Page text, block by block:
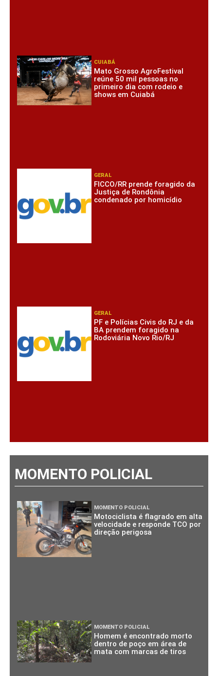
CUIABÁ
Mato Grosso AgroFestival
reúne 50 mil pessoas no
primeiro dia com rodeio e
shows em Cuiabá
GERAL
FICCO/RR prende foragido da
Justiça de Rondônia
condenado por homicídio
GERAL
PF e Polícias Civis do RJ e da
BA prendem foragido na
Rodoviária Novo Rio/RJ
MOMENTO POLICIAL
MOMENTO POLICIAL
Motociclista é flagrado em alta
velocidade e responde TCO por
direção perigosa
MOMENTO POLICIAL
Homem é encontrado morto
dentro de poço em área de
mata com marcas de tiros